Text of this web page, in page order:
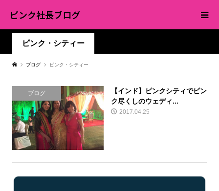
ピンク社長ブログ
ピンク・シティー
ブログ ピンク・シティー
ブログ
【インド】ピンクシティでピン
ク尽くしのウェディ...
2017.04.25